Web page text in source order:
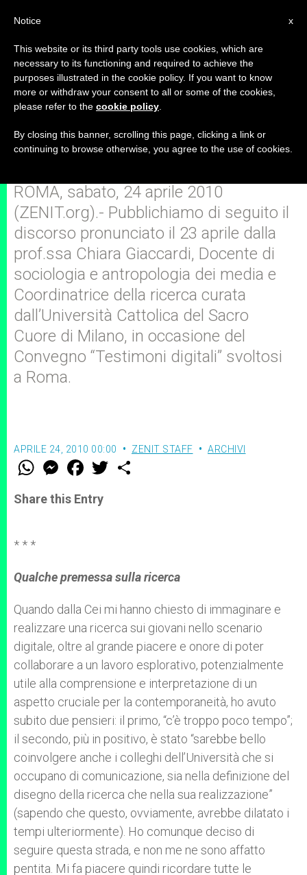
Relazioni comunicative e
affettive dei giovani nello
scenario digitale
ROMA, sabato, 24 aprile 2010
(ZENIT.org).- Pubblichiamo di seguito il
discorso pronunciato il 23 aprile dalla
prof.ssa Chiara Giaccardi, Docente di
sociologia e antropologia dei media e
Coordinatrice della ricerca curata
dall’Università Cattolica del Sacro
Cuore di Milano, in occasione del
Convegno “Testimoni digitali” svoltosi
a Roma.
APRILE 24, 2010 00:00 ZENIT STAFF ARCHIVI
W
t
s
M
e
s
e
F
a
e
b
w
Share this Entry
* * *
Qualche premessa sulla ricerca
Quando dalla Cei mi hanno chiesto di immaginare e
realizzare una ricerca sui giovani nello scenario
digitale, oltre al grande piacere e onore di poter
collaborare a un lavoro esplorativo, potenzialmente
utile alla comprensione e interpretazione di un
aspetto cruciale per la contemporaneità, ho avuto
subito due pensieri: il primo, “c’è troppo poco tempo”;
il secondo, più in positivo, è stato “sarebbe bello
coinvolgere anche i colleghi dell’Università che si
occupano di comunicazione, sia nella definizione del
disegno della ricerca che nella sua realizzazione”
(sapendo che questo, ovviamente, avrebbe dilatato i
tempi ulteriormente). Ho comunque deciso di
seguire questa strada, e non me ne sono affatto
pentita. Mi fa piacere quindi ricordare tutte le
x
Notice
This website or its third party tools use cookies, which are
necessary to its functioning and required to achieve the
purposes illustrated in the cookie policy. If you want to know
more or withdraw your consent to all or some of the cookies,
please refer to the cookie policy
By closing this banner, scrolling this page, clicking a link or
continuing to browse otherwise, you agree to the use of cookies.